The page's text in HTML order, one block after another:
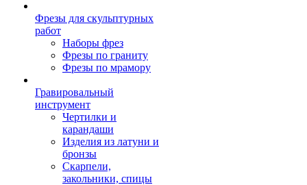
Фрезы для скульптурных
работ
Наборы фрез
Фрезы по граниту
Фрезы по мрамору
Гравировальный
инструмент
Чертилки и
карандаши
Изделия из латуни и
бронзы
Скарпели,
закольники, спицы